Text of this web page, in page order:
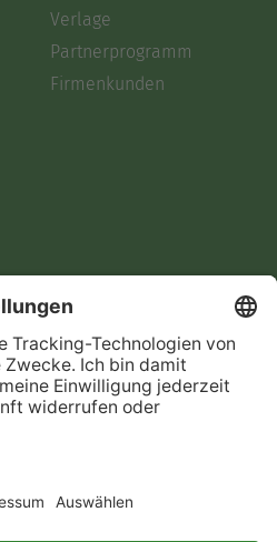
Verlage
Partnerprogramm
Firmenkunden